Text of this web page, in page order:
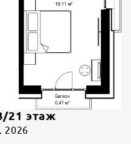
/21 этаж
2026